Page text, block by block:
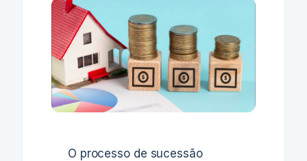
O processo de sucessão